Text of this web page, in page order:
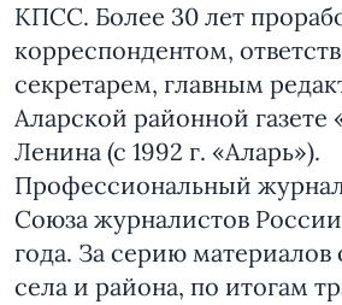
КПСС. Более 30 лет
корреспондентом,
секретарем, главным
Аларской районной газете
Ленина (с 1992 г. «Аларь»).
Профессиональный
Союза журналистов России
года. За серию материалов
села и района, по итогам